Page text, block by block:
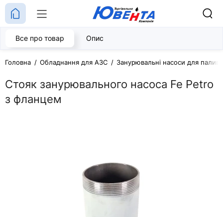
Головна Обладнання для АЗС Занурювальні насоси для палива
Стояк занурювального насоса Fe Petro
з фланцем
Все про товар Опис